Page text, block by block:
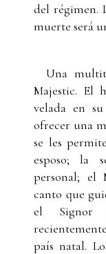
del régimen.
muerte será
Una
Majestic. El
velada en
ofrecer una
se les
esposo; la
personal; el
canto que
el Signor
país natal.